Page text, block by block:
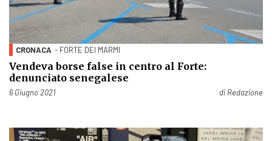
CRONACA - FORTE DEI MARMI
Vendeva borse false in centro al Forte:
denunciato senegalese
Pubblicato il
6 Giugno 2021 di Redazione